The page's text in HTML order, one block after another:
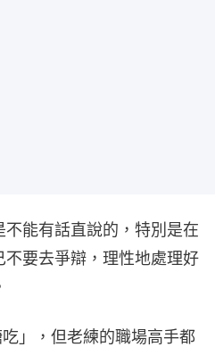
能有話直說的，特別是在
要去爭辯，理性地處理好
」，但老練的職場高手都